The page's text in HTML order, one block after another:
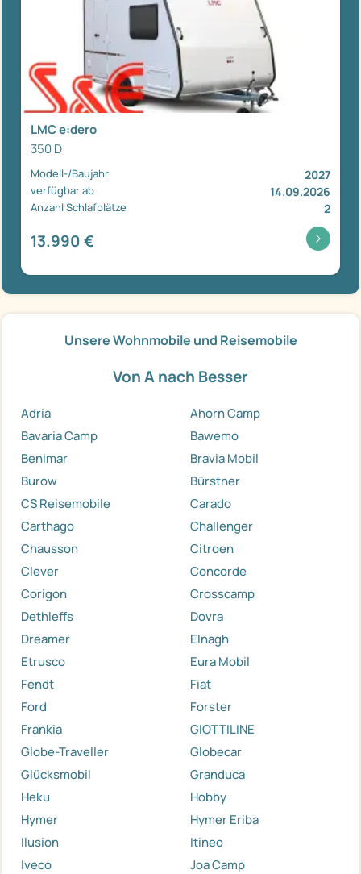
LMC e:dero
350 D
Modell-/Baujahr 2027
verfügbar ab 14.09.2026
Anzahl Schlafplätze 2
13.990 €
Unsere Wohnmobile und Reisemobile
Von A nach Besser
Adria
Ahorn Camp
Bavaria Camp
Bawemo
Benimar
Bravia Mobil
Burow
Bürstner
CS Reisemobile
Carado
Carthago
Challenger
Chausson
Citroen
Clever
Concorde
Corigon
Crosscamp
Dethleffs
Dovra
Dreamer
Elnagh
Etrusco
Eura Mobil
Fendt
Fiat
Ford
Forster
Frankia
GIOTTILINE
Globe-Traveller
Globecar
Glücksmobil
Granduca
Heku
Hobby
Hymer
Hymer Eriba
Ilusion
Itineo
Iveco
Joa Camp